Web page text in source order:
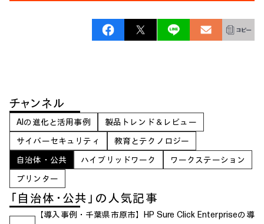
チャンネル
AIの進化と活用事例
製品トレンド＆レビュー
サイバーセキュリティ
教育とテクノロジー
自治体・公共
ハイブリッドワーク
ワークステーション
プリンター
「自治体・公共」の人気記事
【導入事例・千葉県市原市】HP Sure Click Enterpriseの導